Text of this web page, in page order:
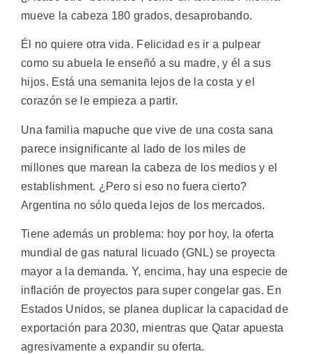
mueve la cabeza 180 grados, desaprobando.
Él no quiere otra vida. Felicidad es ir a pulpear
como su abuela le enseñó a su madre, y él a sus
hijos. Está una semanita lejos de la costa y el
corazón se le empieza a partir.
Una familia mapuche que vive de una costa sana
parece insignificante al lado de los miles de
millones que marean la cabeza de los medios y el
establishment. ¿Pero si eso no fuera cierto?
Argentina no sólo queda lejos de los mercados.
Tiene además un problema: hoy por hoy, la oferta
mundial de gas natural licuado (GNL) se proyecta
mayor a la demanda. Y, encima, hay una especie de
inflación de proyectos para super congelar gas. En
Estados Unidos, se planea duplicar la capacidad de
exportación para 2030, mientras que Qatar apuesta
agresivamente a expandir su oferta.